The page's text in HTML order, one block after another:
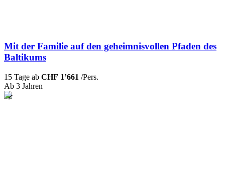
Mit der Familie auf den geheimnisvollen Pfaden des
Baltikums
15 Tage ab CHF 1’661 /Pers.
Ab 3 Jahren